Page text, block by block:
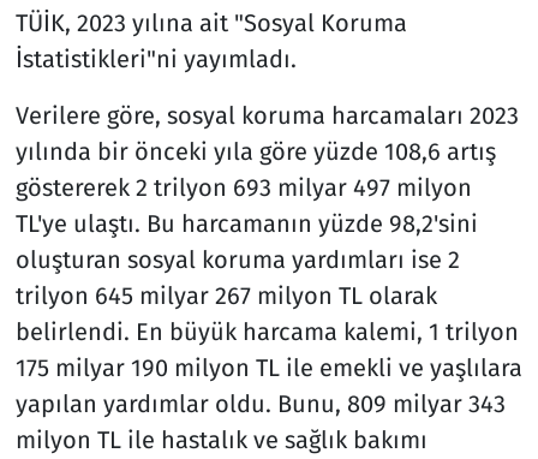
TÜİK, 2023 yılına ait "Sosyal Koruma
İstatistikleri"ni yayımladı.
Verilere göre, sosyal koruma harcamaları 2023
yılında bir önceki yıla göre yüzde 108,6 artış
göstererek 2 trilyon 693 milyar 497 milyon
TL'ye ulaştı. Bu harcamanın yüzde 98,2'sini
oluşturan sosyal koruma yardımları ise 2
trilyon 645 milyar 267 milyon TL olarak
belirlendi. En büyük harcama kalemi, 1 trilyon
175 milyar 190 milyon TL ile emekli ve yaşlılara
yapılan yardımlar oldu. Bunu, 809 milyar 343
milyon TL ile hastalık ve sağlık bakımı
Spor
Teknoloji ve Bilim
Televizyon